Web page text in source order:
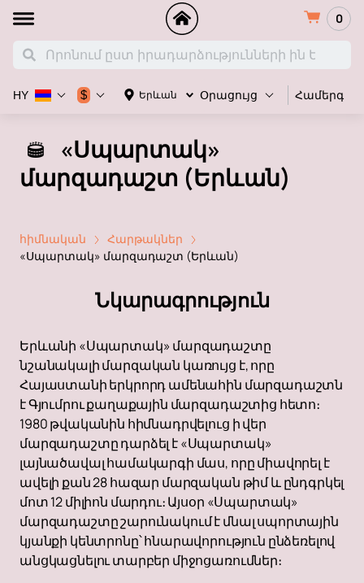
0
Երևան Օրացույց Համերգ
HY $
«Սպարտակ»
մարզադաշտ (Երևան)
հիմնական
Հարթակներ
«Սպարտակ» մարզադաշտ (Երևան)
Նկարագրություն
Երևանի «Սպարտակ» մարզադաշտը
նշանակալի մարզական կառույց է, որը
Հայաստանի երկրորդ ամենահին մարզադաշտն
է Գյումրու քաղաքային մարզադաշտից հետո։
1980 թվականին հիմնադրվելուց ի վեր
մարզադաշտը դարձել է «Սպարտակ»
լայնածավալ համակարգի մաս, որը միավորել է
ավելի քան 28 հազար մարզական թիմ և ընդգրկել
մոտ 12 միլիոն մարդու։ Այսօր «Սպարտակ»
մարզադաշտը շարունակում է մնալ սպորտային
կյանքի կենտրոնը՝ հնարավորություն ընձեռելով
անցկացնելու տարբեր միջոցառումներ։